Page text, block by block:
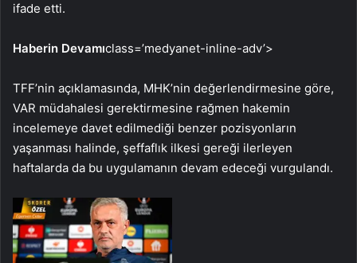
ifade etti.
Haberin Devamıclass=’medyanet-inline-adv’>
TFF’nin açıklamasında, MHK’nin değerlendirmesine göre,
VAR müdahalesi gerektirmesine rağmen hakemin
incelemeye davet edilmediği benzer pozisyonların
yaşanması halinde, şeffaflık ilkesi gereği ilerleyen
haftalarda da bu uygulamanın devam edeceği vurgulandı.